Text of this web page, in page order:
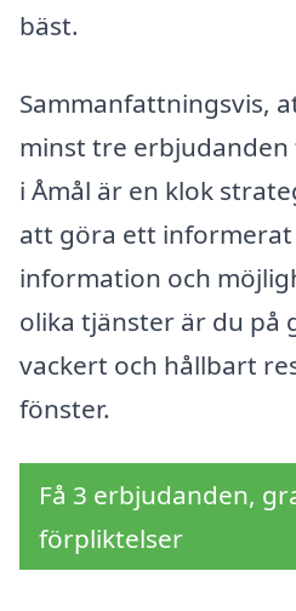
bäst.
Sammanfattningsvis,
minst tre
i Åmål är en klok
att göra ett
information och
olika tjänster är du på
vackert och hållbart
fönster.
Få 3 erbjudanden,
förpliktelser